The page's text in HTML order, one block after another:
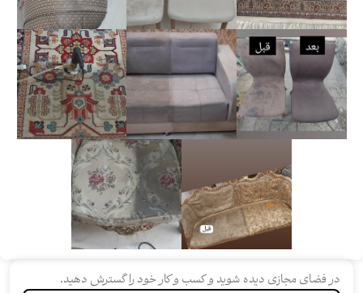
در فضای مجازی دیده شوید و کسب و کار خود را گسترش دهید.